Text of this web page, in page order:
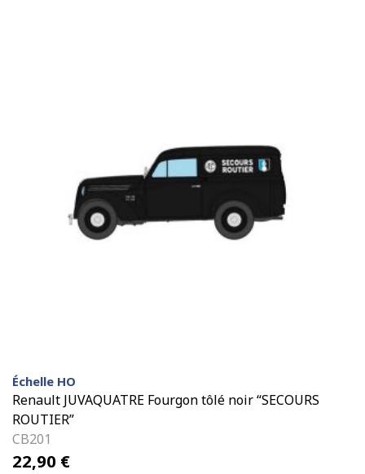
Échelle HO
Renault JUVAQUATRE Fourgon tôlé noir “SECOURS
ROUTIER”
CB201
22,90 €